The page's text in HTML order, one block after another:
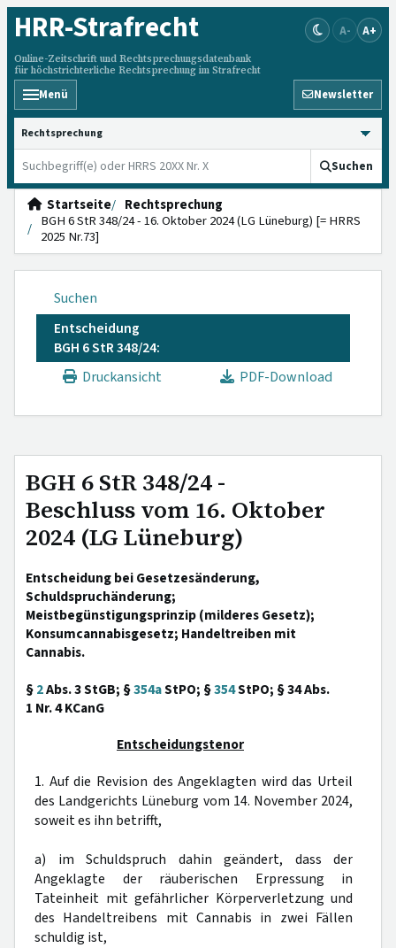
HRR-Strafrecht
Online-Zeitschrift und Rechtsprechungsdatenbank
für höchstrichterliche Rechtsprechung im Strafrecht
A- A+
Menü Newsletter
HRRS durchsuchen
Suchen
Startseite
Rechtsprechung
BGH 6 StR 348/24 - 16. Oktober 2024 (LG Lüneburg) [= HRRS
2025 Nr.73]
Suchen
Entscheidung
BGH 6 StR 348/24:
Druckansicht
PDF-Download
BGH 6 StR 348/24 -
Beschluss vom 16. Oktober
2024 (LG Lüneburg)
Entscheidung bei Gesetzesänderung,
Schuldspruchänderung;
Meistbegünstigungsprinzip (milderes Gesetz);
Konsumcannabisgesetz; Handeltreiben mit
Cannabis.
§2Abs. 3 StGB; §354aStPO; §354StPO; § 34 Abs.
1 Nr. 4 KCanG
Entscheidungstenor
1. Auf die Revision des Angeklagten wird das Urteil
des Landgerichts Lüneburg vom 14. November 2024,
soweit es ihn betrifft,
a) im Schuldspruch dahin geändert, dass der
Angeklagte der räuberischen Erpressung in
Tateinheit mit gefährlicher Körperverletzung und
des Handeltreibens mit Cannabis in zwei Fällen
schuldig ist,